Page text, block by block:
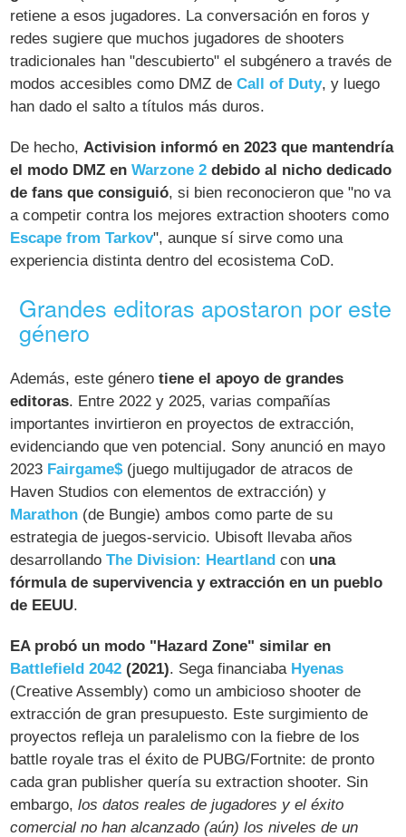
retiene a esos jugadores. La conversación en foros y
redes sugiere que muchos jugadores de shooters
tradicionales han "descubierto" el subgénero a través de
modos accesibles como DMZ deCall of Duty, y luego
han dado el salto a títulos más duros.
De hecho,Activision informó en 2023 que mantendría
el modo DMZ en Warzone 2 debido al nicho dedicado
de fans que consiguió, si bien reconocieron que "no va
a competir contra los mejores extraction shooters como
Escape from Tarkov", aunque sí sirve como una
experiencia distinta dentro del ecosistema CoD​.
Grandes editoras apostaron por este
género
Además, este género tiene el apoyo de grandes
editoras. Entre 2022 y 2025, varias compañías
importantes invirtieron en proyectos de extracción,
evidenciando que ven potencial. Sony anunció en mayo
2023 Fairgame$(juego multijugador de atracos de
Haven Studios con elementos de extracción) y
Marathon (de Bungie) ambos como parte de su
estrategia de juegos-servicio. Ubisoft llevaba años
desarrollandoThe Division: Heartland con una
fórmula de supervivencia y extracción en un pueblo
de EEUU​.
EA probó un modo "Hazard Zone" similar en
Battlefield 2042 (2021). Sega financiaba Hyenas
(Creative Assembly) como un ambicioso shooter de
extracción de gran presupuesto. Este surgimiento de
proyectos refleja un paralelismo con la fiebre de los
battle royale tras el éxito de PUBG/Fortnite: de pronto
cada gran publisher quería su extraction shooter. Sin
embargo,los datos reales de jugadores y el éxito
comercial no han alcanzado (aún) los niveles de un